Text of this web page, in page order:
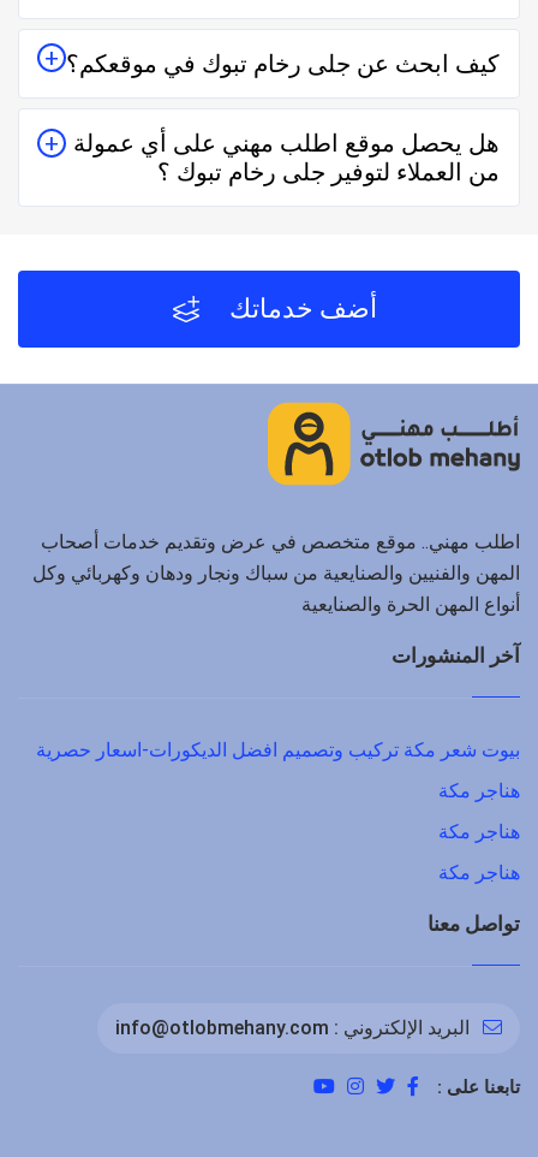
نعم جلى رخام تبوك في موقع اطلب مهني ذو ثقة في
التعامل فكل الفنيين والشركات يتم تقييمهم من عملاء
حقيقيين وهذا يدل على جودة الخدمة.
كيف ابحث عن جلى رخام تبوك في موقعكم؟
يُمكنك البحث عن جلى رخام تبوك في موقعنا من خلال تحديد
المنطقة ثم تحديد المهنة وإختيار الفني الأقرب إليك والأفضل
تقييماً فموقع اطلب مهني يعتمد على تقييم الفنيين
والشركات من خلال العملاء بعد كل زيارة لهم.
هل يحصل موقع اطلب مهني على أي عمولة
من العملاء لتوفير جلى رخام تبوك ؟
أضف خدماتك
اطلب مهني.. موقع متخصص في عرض وتقديم خدمات أصحاب
المهن والفنيين والصنايعية من سباك ونجار ودهان وكهربائي وكل
أنواع المهن الحرة والصنايعية
آخر المنشورات
بيوت شعر مكة تركيب وتصميم افضل الديكورات-اسعار حصرية
هناجر مكة
هناجر مكة
هناجر مكة
تواصل معنا
البريد الإلكتروني : info@otlobmehany.com
تابعنا على :